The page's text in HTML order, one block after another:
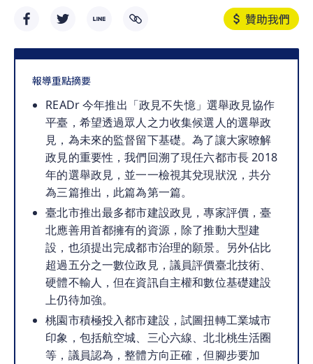
贊助我們
報導重點摘要
READr 今年推出「政見不失憶」選舉政見協作
平臺，希望透過眾人之力收集候選人的選舉政
見，為未來的監督留下基礎。為了讓大家暸解
政見的重要性，我們回溯了現任六都市長 2018
年的選舉政見，並一一檢視其兌現狀況，共分
為三篇推出，此篇為第一篇。
臺北市推出最多都市建設政見，專家評價，臺
北應善用首都擁有的資源，除了推動大型建
設，也須提出完成都市治理的願景。另外佔比
超過五分之一數位政見，議員評價臺北技術、
硬體不輸人，但在資訊自主權和數位基礎建設
上仍待加強。
桃園市積極投入都市建設，試圖扭轉工業城市
印象，包括航空城、三心六線、北北桃生活圈
等，議員認為，整體方向正確，但腳步要加